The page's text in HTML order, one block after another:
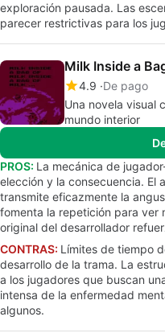
exploración pausada. Las
parecer restrictivas para los
Milk Inside a
4.9 De pago
Una novela visual
mundo interior
PROS: La mecánica de
elección y la consecuencia. El
transmite eficazmente la
fomenta la repetición para ver
original del desarrollador
CONTRAS: Límites de tiempo
desarrollo de la trama. La
a los jugadores que buscan
intensa de la enfermedad
algunos.